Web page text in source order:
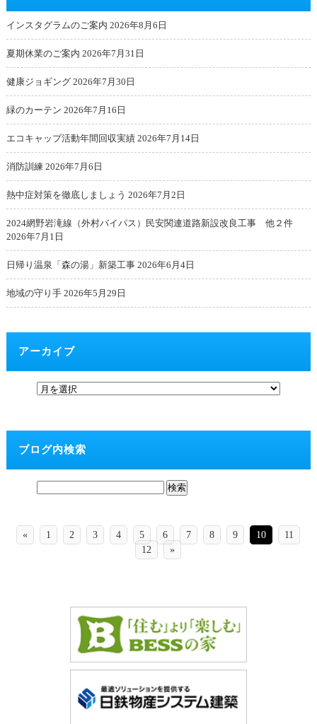
インスタグラムのご案内 2026年8月6日
夏期休業のご案内 2026年7月31日
健康ジョギング 2026年7月30日
緑のカーテン 2026年7月16日
エコキャップ活動年間回収実績 2026年7月14日
消防訓練 2026年7月6日
熱中症対策を徹底しましょう 2026年7月2日
2024網野岩滝線（外村バイパス）民安関連道路新設改良工事 他２件
2026年7月1日
日帰り温泉「森の湯」新築工事 2026年6月4日
地域の守り手 2026年5月29日
アーカイブ
ブログ内検索
« 1 2 3 4 5 6 7 8 9 10
11
12
»